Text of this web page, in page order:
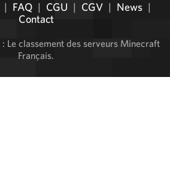
| FAQ | CGU | CGV | News |
Contact
: Le classement des serveurs Minecraft
Français.